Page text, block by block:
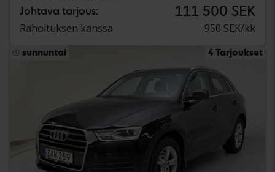
Johtava tarjous: 111 500 SEK
Rahoituksen kanssa 950 SEK/kk
sunnuntai 4 Tarjoukset